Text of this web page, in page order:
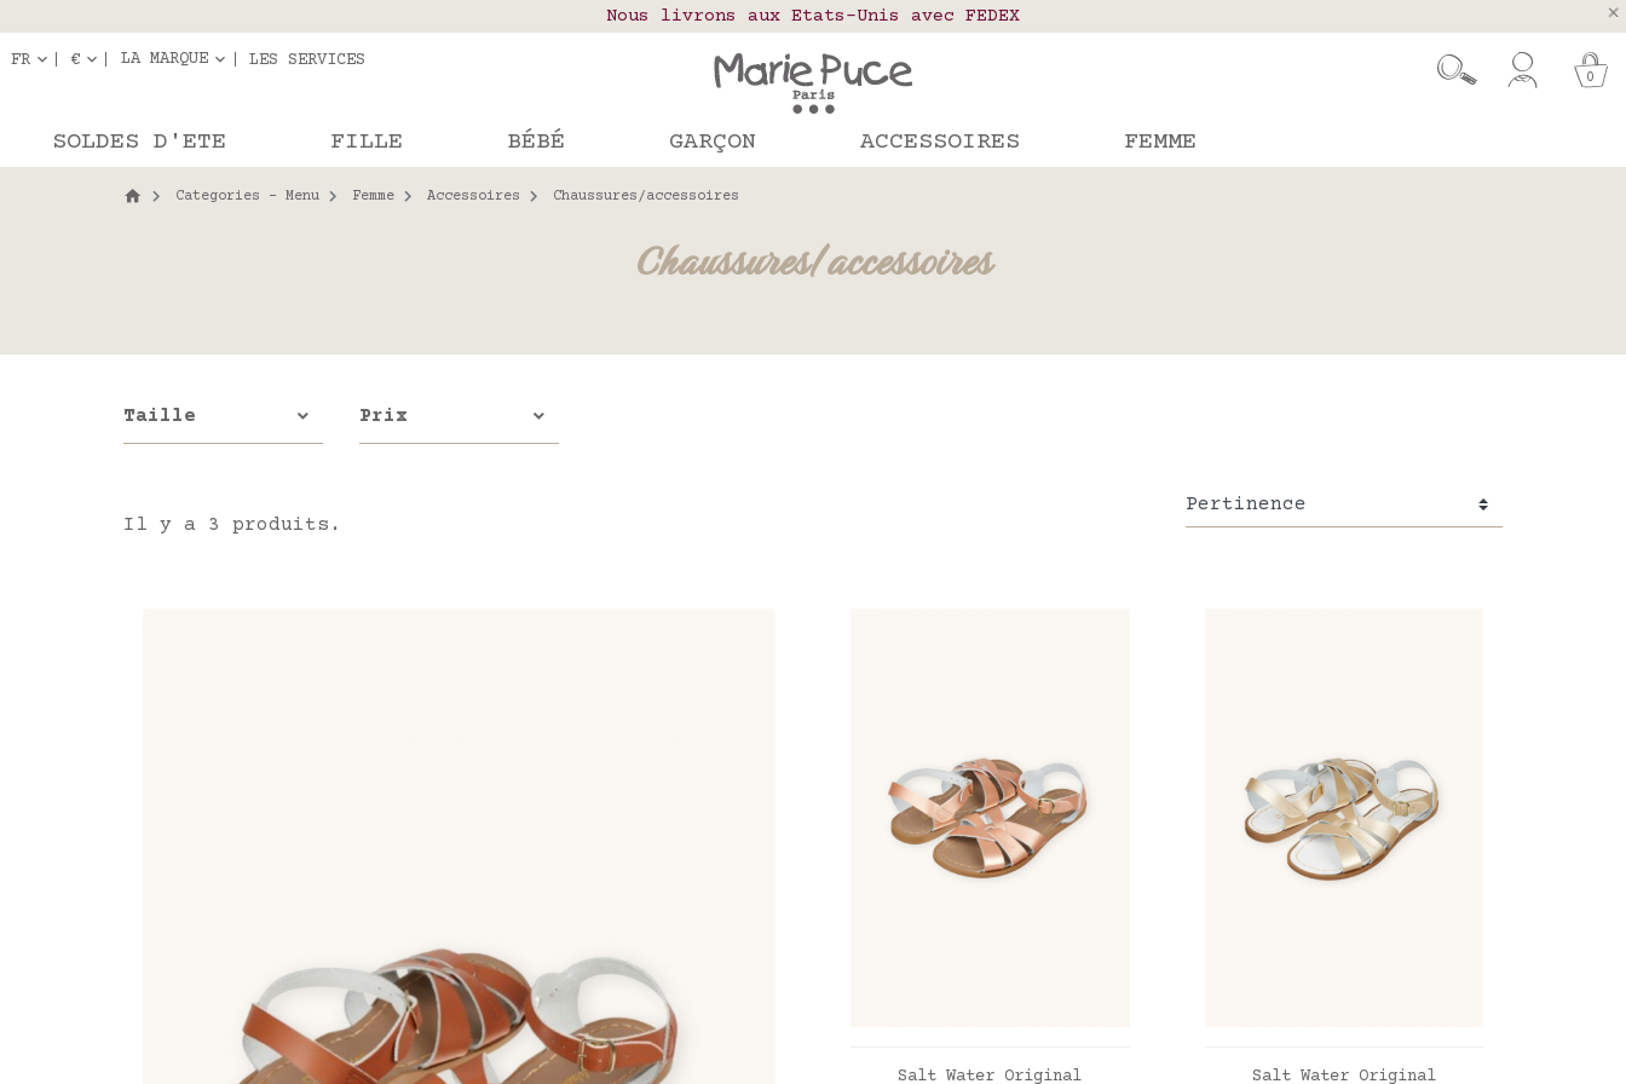
Notre site part en vacances !
Les commandes passées après le 4 août seront expédiées le 26 août
Nous livrons aux Etats-Unis avec FEDEX
Livraison en relais colis en France, Belgique, Luxembourg, Portugal et Espagne
FR € LA MARQUE LES SERVICES
0
SOLDES D'ETE FILLE BÉBÉ GARÇON ACCESSOIRES FEMME
Categories - Menu Femme Accessoires Chaussures/accessoires
Chaussures/accessoires
Taille Prix
Il y a 3 produits.
AJOUTER AU PANIER
Salt Water Original
AJOUTER AU PANIER
Salt Water Original